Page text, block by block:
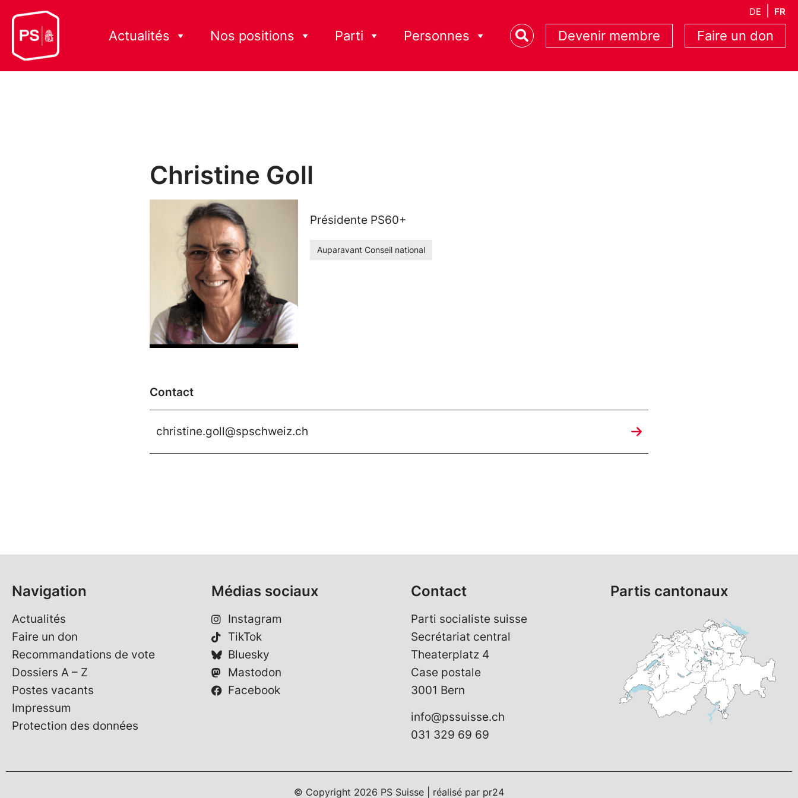
DE FR
Actualités Nos positions Parti Personnes Devenir membre Faire un don
Christine Goll
Présidente PS60+
Auparavant Conseil national
Contact
christine.goll@spschweiz.ch
Navigation
Actualités
Faire un don
Recommandations de vote
Dossiers A – Z
Postes vacants
Impressum
Protection des données
Médias sociaux
Instagram
TikTok
Bluesky
Mastodon
Facebook
Contact
Parti socialiste suisse
Secrétariat central
Theaterplatz 4
Case postale
3001 Bern
info@pssuisse.ch
031 329 69 69
Partis cantonaux
© Copyright 2026 PS Suisse | réalisé par pr24